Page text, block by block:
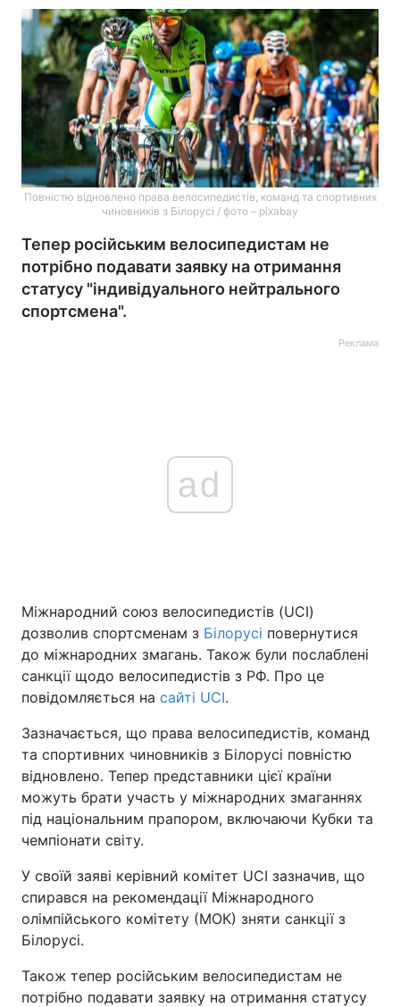
Повністю відновлено права велосипедистів, команд та спортивних
чиновників з Білорусі / фото – pixabay
Тепер російським велосипедистам не
потрібно подавати заявку на отримання
статусу "індивідуального нейтрального
спортсмена".
Реклама
ad
Міжнародний союз велосипедистів (UCI)
дозволив спортсменам з Білорусі повернутися
до міжнародних змагань. Також були послаблені
санкції щодо велосипедистів з РФ. Про це
повідомляється на сайті UCI.
Зазначається, що права велосипедистів, команд
та спортивних чиновників з Білорусі повністю
відновлено. Тепер представники цієї країни
можуть брати участь у міжнародних змаганнях
під національним прапором, включаючи Кубки та
чемпіонати світу.
У своїй заяві керівний комітет UCI зазначив, що
спирався на рекомендації Міжнародного
олімпійського комітету (МОК) зняти санкції з
Білорусі.
Також тепер російським велосипедистам не
потрібно подавати заявку на отримання статусу